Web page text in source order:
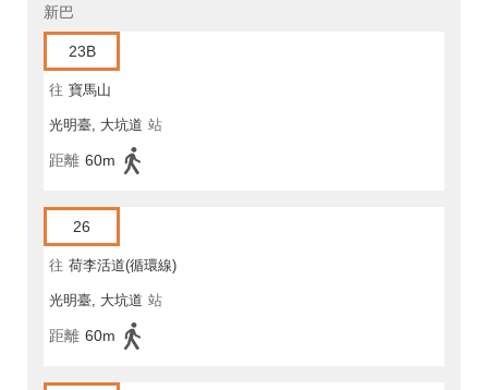
新巴
23B
往 寶馬山
光明臺, 大坑道 站
距離 60m
26
往 荷李活道(循環線)
光明臺, 大坑道 站
距離 60m